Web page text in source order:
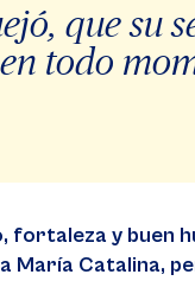
que su
todo
y buen
Catalina,